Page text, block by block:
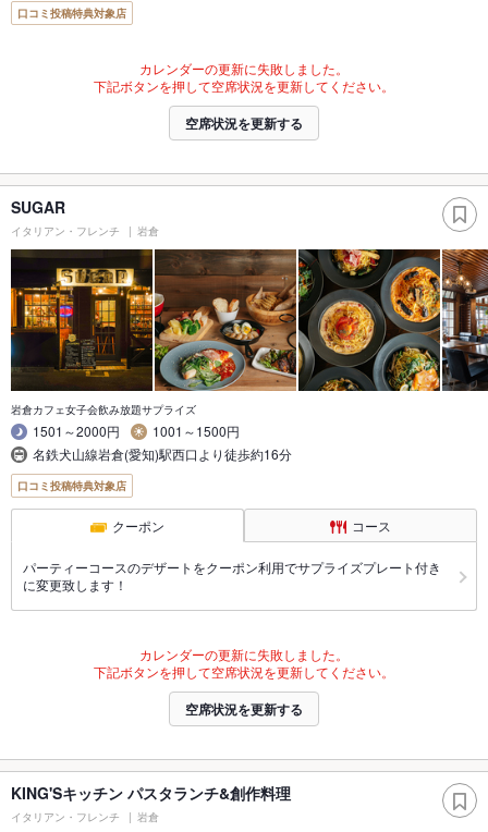
口コミ投稿特典対象店
カレンダーの更新に失敗しました。
下記ボタンを押して空席状況を更新してください。
空席状況を更新する
SUGAR
イタリアン・フレンチ 岩倉
岩倉カフェ女子会飲み放題サプライズ
1501～2000円
1001～1500円
名鉄犬山線岩倉(愛知)駅西口より徒歩約16分
口コミ投稿特典対象店
クーポン コース
パーティーコースのデザートをクーポン利用でサプライズプレート付き
に変更致します！
カレンダーの更新に失敗しました。
下記ボタンを押して空席状況を更新してください。
空席状況を更新する
KING'Sキッチン パスタランチ&創作料理
イタリアン・フレンチ 岩倉